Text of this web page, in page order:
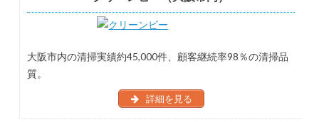
大阪市内の清掃実績約45,000件、顧客継続率98％の清掃品
質。
詳細を見る